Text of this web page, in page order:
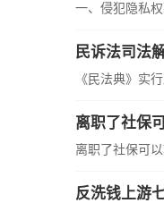
一、侵犯隐私
民诉法司法
《民法典》实
离职了社保
离职了社保可
反洗钱上游